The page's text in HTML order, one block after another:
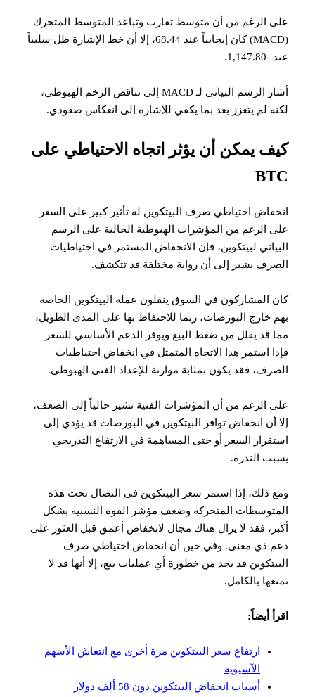
على الرغم من أن متوسط ​​تقارب وتباعد المتوسط ​​المتحرك
(MACD) كان إيجابياً عند 68.44، إلا أن خط الإشارة ظل سلبياً
عند -1,147.80.
أشار الرسم البياني لـ MACD إلى تناقص الزخم الهبوطي،
لكنه لم يتعزز بعد بما يكفي للإشارة إلى انعكاس صعودي.
كيف يمكن أن يؤثر اتجاه الاحتياطي على
BTC
انخفاض احتياطي صرف البيتكوين له تأثير كبير على السعر
على الرغم من المؤشرات الهبوطية الحالية على الرسم
البياني لبيتكوين، فإن الانخفاض المستمر في احتياطيات
الصرف يشير إلى أن رواية مختلفة قد تتكشف.
كان المشاركون في السوق ينقلون عملة البيتكوين الخاصة
بهم خارج البورصات، ربما للاحتفاظ بها على المدى الطويل،
مما قد يقلل من ضغط البيع ويوفر الدعم الأساسي للسعر
فإذا استمر هذا الاتجاه المتمثل في انخفاض احتياطيات
الصرف، فقد يكون بمثابة موازنة للإعداد الفني الهبوطي.
على الرغم من أن المؤشرات الفنية تشير حالياً إلى الضعف،
إلا أن انخفاض توافر البيتكوين في البورصات قد يؤدي إلى
استقرار السعر أو حتى المساهمة في الارتفاع التدريجي
بسبب الندرة.
ومع ذلك، إذا استمر سعر البيتكوين في النضال تحت هذه
المتوسطات المتحركة وضعف مؤشر القوة النسبية بشكل
أكبر، فقد لا يزال هناك مجال لانخفاض أعمق قبل العثور على
دعم ذي معنى. وفي حين أن انخفاض احتياطي صرف
البيتكوين قد يحد من خطورة أي عمليات بيع، إلا أنها قد لا
تمنعها بالكامل.
اقرأ أيضاً:
ارتفاع سعر البيتكوين مرة أخرى مع انتعاش الأسهم
الآسيوية
أسباب انخفاض البيتكوين دون 58 ألف دولار